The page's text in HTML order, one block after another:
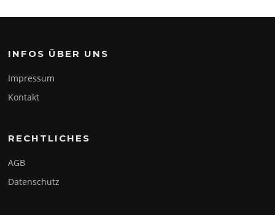
INFOS ÜBER UNS
Impressum
Kontakt
RECHTLICHES
AGB
Datenschutz